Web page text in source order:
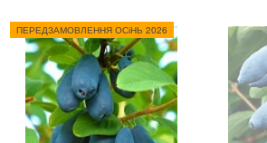
ПЕРЕДЗАМОВЛЕННЯ ОСіНЬ 2026